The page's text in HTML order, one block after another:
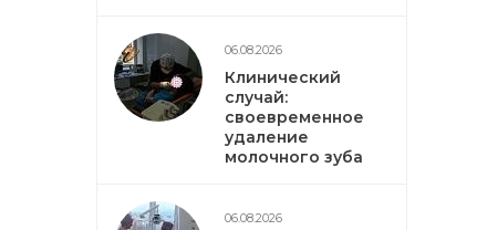
06.08.2026
Клинический
случай:
своевременное
удаление
молочного зуба
06.08.2026